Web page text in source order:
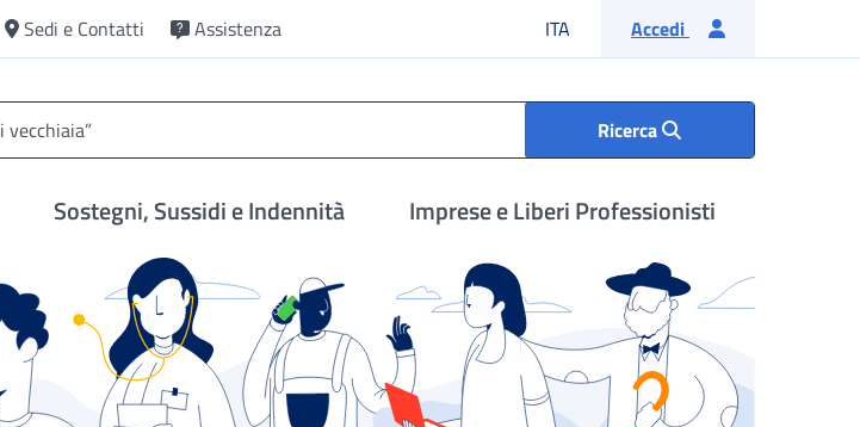
Sedi e Contatti Assistenza ITA Lingua italiana
Accedi
Ricerca
Sostegni, Sussidi e Indennità Imprese e Liberi Professionisti